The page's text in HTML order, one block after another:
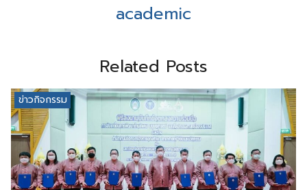
academic
Related Posts
ข่าวกิจกรรม